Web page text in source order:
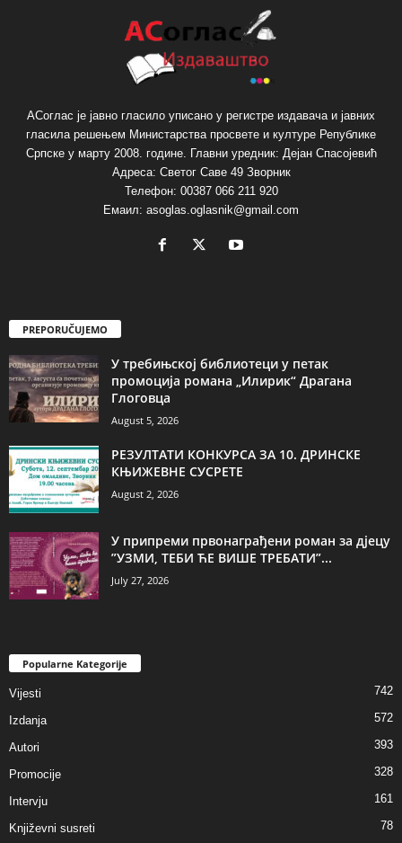
АСоглас је јавно гласило уписано у регистре издавача и јавних
гласила решењем Министарства просвете и културе Републике
Српске у марту 2008. године. Главни уредник: Дејан Спасојевић
Адреса: Светог Саве 49 Зворник
Телефон: 00387 066 211 920
Емаил: asoglas.oglasnik@gmail.com
PREPORUČUJEMO
У требињској библиотеци у петак
промоција романа „Илирик“ Драгана
Глоговца
August 5, 2026
РЕЗУЛТАТИ КОНКУРСА ЗА 10. ДРИНСКЕ
КЊИЖЕВНЕ СУСРЕТЕ
August 2, 2026
У припреми првонаграђени роман за дјецу
”УЗМИ, ТЕБИ ЋЕ ВИШЕ ТРЕБАТИ”...
July 27, 2026
Popularne Kategorije
Vijesti 742
Izdanja 572
Autori 393
Promocije 328
Intervju 161
Književni susreti 78